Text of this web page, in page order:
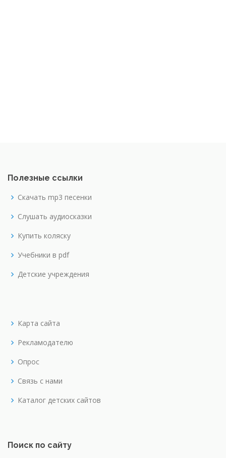
Полезные ссылки
Скачать mp3 песенки
Слушать аудиосказки
Купить коляску
Учебники в pdf
Детские учреждения
Карта сайта
Рекламодателю
Опрос
Связь с нами
Каталог детских сайтов
Поиск по сайту